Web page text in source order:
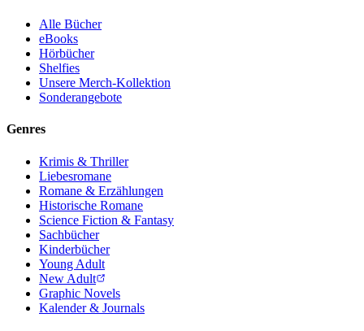
Alle Bücher
eBooks
Hörbücher
Shelfies
Unsere Merch-Kollektion
Sonderangebote
Genres
Krimis & Thriller
Liebesromane
Romane & Erzählungen
Historische Romane
Science Fiction & Fantasy
Sachbücher
Kinderbücher
Young Adult
New Adult
Graphic Novels
Kalender & Journals